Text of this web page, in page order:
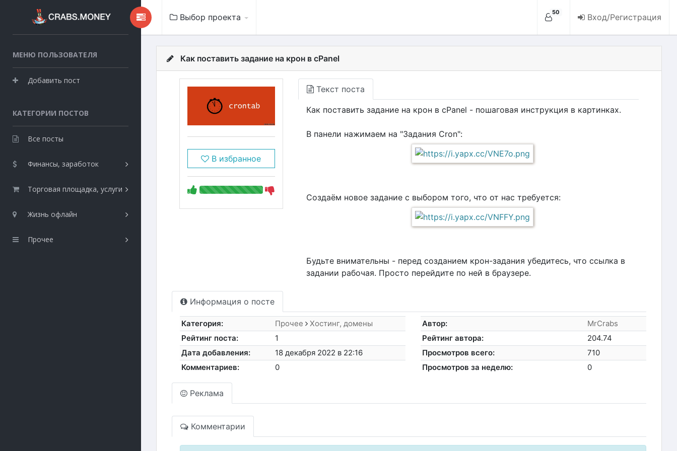
МЕНЮ ПОЛЬЗОВАТЕЛЯ
Добавить пост
КАТЕГОРИИ ПОСТОВ
Все посты
Финансы, заработок
Торговая площадка, услуги
Жизнь офлайн
Прочее
Выбор проекта 50 Вход/Регистрация
Как поставить задание на крон в cPanel
В избранное
Текст поста
Как поставить задание на крон в cPanel - пошаговая инструкция в картинках.
В панели нажимаем на "Задания Cron":
Создаём новое задание с выбором того, что от нас требуется:
Будьте внимательны - перед созданием крон-задания убедитесь, что ссылка в
задании рабочая. Просто перейдите по ней в браузере.
Информация о посте
Категория: Прочее
Хостинг, домены
Рейтинг поста:
1
Дата добавления:
18 декабря 2022 в 22:16
Комментариев:
0
Автор:
MrCrabs
Рейтинг автора:
204.74
Просмотров всего:
710
Просмотров за неделю:
0
Реклама
Комментарии